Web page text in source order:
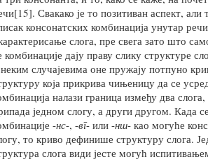
Свакако је то позитиван аспект,
консонатских комбинација унутар
слога, пре свега зато што
комбинације дају праву слику структуре
случајевима оне пружају потпуно
која прикрива чињеницу да се
налази граница између два
једном слогу, а други другом. Када
-нс-, -вг- или -нш- као могуће
то криво дефинише структуру слога.
слога види јесте могућ